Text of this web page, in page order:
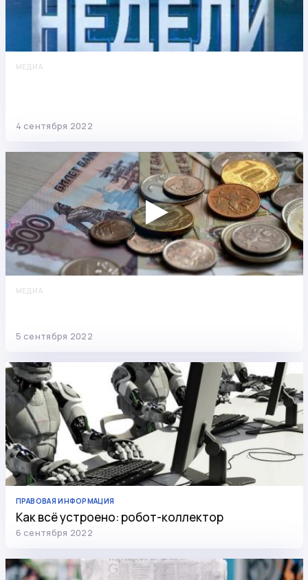
МЕДИА
4 сентября 2022
МЕДИА
5 сентября 2022
ПРАВОВАЯ ИНФОРМАЦИЯ
Как всё устроено: робот-коллектор
6 сентября 2022